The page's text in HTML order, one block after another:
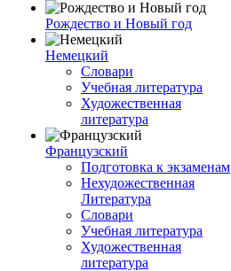
Рождество и Новый год
Немецкий
Словари
Учебная литература
Художественная
литература
Французский
Подготовка к экзаменам
Нехудожественная
Литература
Словари
Учебная литература
Художественная
литература